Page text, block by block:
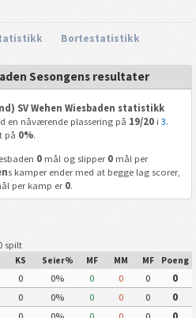
Bortestatistikk
Sesongens resultater
SV Wehen Wiesbaden statistikk
en nåværende plassering på 19/20i 3.
på 0%.
0mål og slipper 0mål per
s kamper ender med at begge lag scorer,
per kamp er 0.
spilt
KS Seier% MF MM MF Poeng
0 0% 0 0 0
0
0 0% 0 0 0
0